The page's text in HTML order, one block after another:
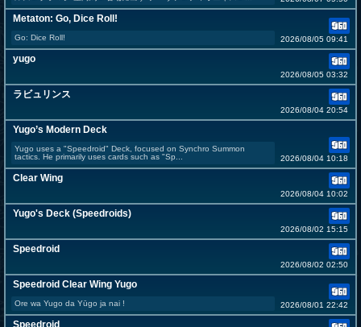
Metaton: Go, Dice Roll!
Go: Dice Roll! 2026/08/05 09:41
yugo
2026/08/05 03:32
ラビュリンス
2026/08/04 20:54
Yugo’s Modern Deck
Yugo uses a "Speedroid" Deck, focused on Synchro Summon
tactics. He primarily uses cards such as "Sp...
2026/08/04 10:18
Clear Wing
2026/08/04 10:02
Yugo's Deck (Speedroids)
2026/08/02 15:15
Speedroid
2026/08/02 02:50
Speedroid Clear Wing Yugo
Ore wa Yugo da Yūgo ja nai ! 2026/08/01 22:42